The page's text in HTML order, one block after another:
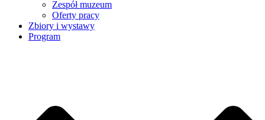
Zespół muzeum
Oferty pracy
Zbiory i wystawy
Program